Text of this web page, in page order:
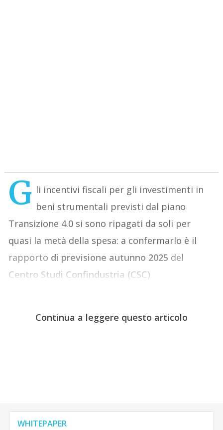
G li incentivi fiscali per gli investimenti in
beni strumentali previsti dal piano
Transizione 4.0 si sono ripagati da soli per
quasi la metà della spesa: a confermarlo è il
rapporto di previsione autunno 2025 del
Centro Studi Confindustria (CSC).
Continua a leggere questo articolo
WHITEPAPER